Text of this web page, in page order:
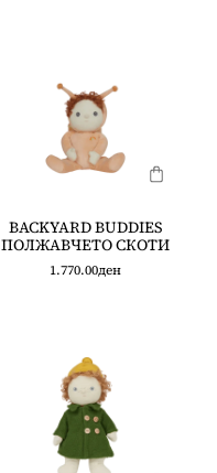
BACKYARD BUDDIES
ПОЛЖАВЧЕТО СКОТИ
1.770.00ден